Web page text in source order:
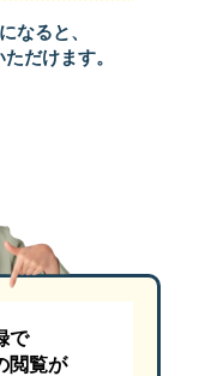
担を軽減できる
『 異業種交流スペース
ご来場での参加場所です
なると、
だけます。
で
閲覧が